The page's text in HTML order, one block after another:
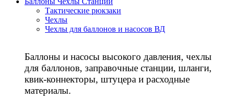
Тактические рюкзаки
Чехлы
Чехлы для баллонов и насосов ВД
Баллоны и насосы высокого давления, чехлы
для баллонов, заправочные станции, шланги,
квик-коннекторы, штуцера и расходные
материалы.